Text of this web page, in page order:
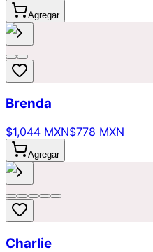
Agregar
Brenda
$1,044 MXN$778 MXN
Agregar
Charlie